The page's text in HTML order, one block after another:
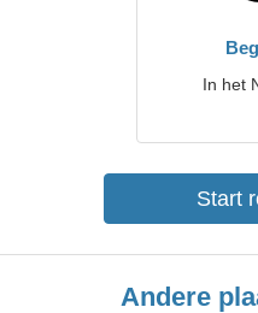
In het
Start
Andere